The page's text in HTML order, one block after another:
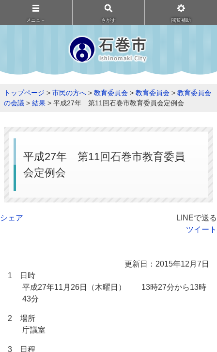
メニュ－ さがす 閲覧補助
トップページ > 市民の方へ > 教育委員会 > 教育委員会 > 教育委員会
の会議 > 結果 > 平成27年 第11回石巻市教育委員会定例会
平成27年 第11回石巻市教育委員
会定例会
LINEで送る
シェア
ツイート
更新日：2015年12月7日
1 日時
平成27年11月26日（木曜日） 13時27分から13時
43分
2 場所
庁議室
3 日程